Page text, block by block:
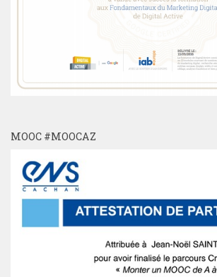
MOOC #MOOCAZ